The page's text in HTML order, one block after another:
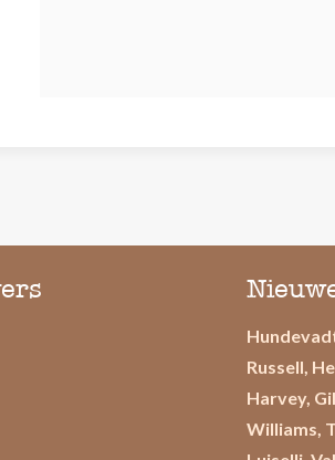
Russell,
Harvey,
Williams,